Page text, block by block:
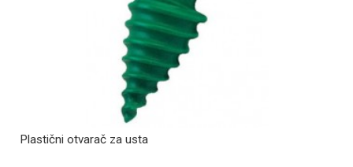
Plastični otvarač za usta